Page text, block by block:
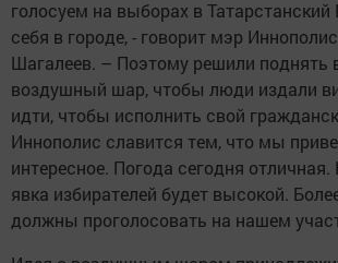
голосуем на выборах в
себя в городе, - говорит мэр
Шагалеев. – Поэтому решили поднять
воздушный шар, чтобы люди издали
идти, чтобы исполнить свой
Иннополис славится тем, что мы
интересное. Погода сегодня
явка избирателей будет высокой.
должны проголосовать на нашем